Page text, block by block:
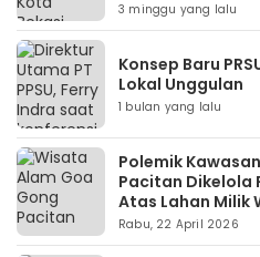
3 minggu yang lalu
Konsep Baru
Lokal Unggulan
1 bulan yang lalu
Polemik
Pacitan Dikelola
Atas Lahan Milik
Rabu, 22 April 2026